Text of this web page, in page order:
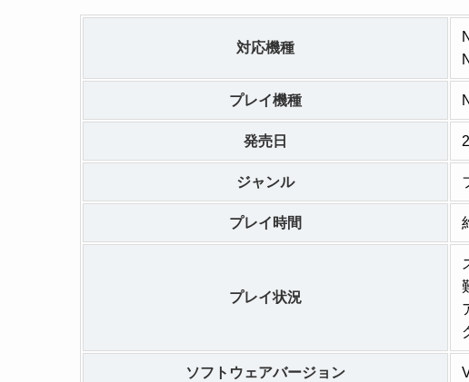
対応機種
プレイ機種
発売日
ジャンル
プレイ時間
プレイ状況
ソフトウェアバージョン